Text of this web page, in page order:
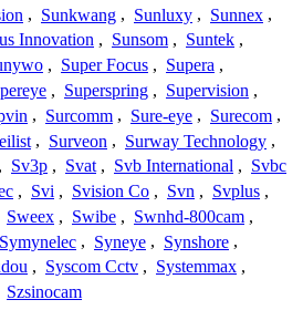
, Sunkwang , Sunluxy , Sunnex ,
Innovation , Sunsom , Suntek ,
, Super Focus , Supera ,
, Superspring , Supervision ,
, Surcomm , Sure-eye , Surecom ,
, Surveon , Surway Technology ,
, Sv3p , Svat , Svb International , Svbc
, Svi , Svision Co , Svn , Svplus ,
Sweex , Swibe , Swnhd-800cam ,
Symynelec , Syneye , Synshore ,
, Syscom Cctv , Systemmax ,
Szsinocam